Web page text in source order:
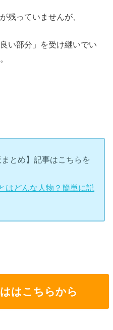
残っていませんが、
い部分」を受け継いでい
とめ】記事はこちらを
はどんな人物？簡単に説
はこちらから